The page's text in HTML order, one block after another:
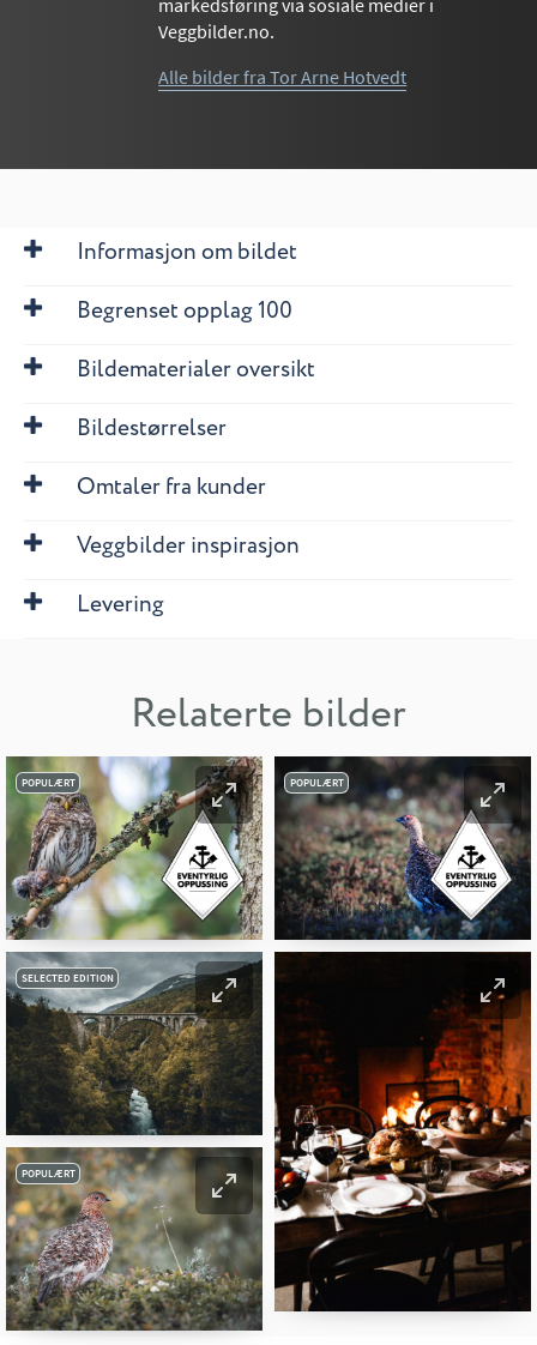
Veggbilder.no.
Alle bilder fra Tor Arne Hotvedt
Informasjon om bildet
Begrenset opplag 100
Bildematerialer oversikt
Bildestørrelser
Omtaler fra kunder
Veggbilder inspirasjon
Levering
Relaterte bilder
POPULÆRT POPULÆRT
SELECTED EDITION
POPULÆRT